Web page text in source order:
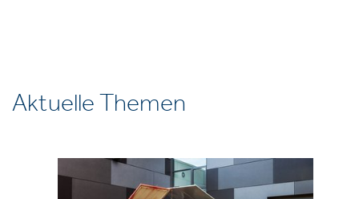
Aktuelle Themen